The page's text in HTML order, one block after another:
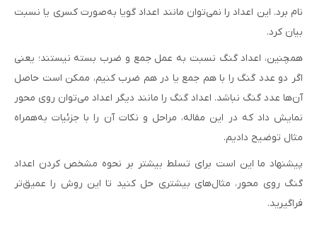
نام برد. این اعداد را نمی‌توان مانند اعداد گویا به‌صورت کسری یا نسبت
بیان کرد.
همچنین، اعداد گنگ نسبت به عمل جمع و ضرب بسته نیستند؛ یعنی
اگر دو عدد گنگ را با هم جمع یا در هم ضرب کنیم، ممکن است حاصل
آن‌ها عدد گنگ نباشد. اعداد گنگ را مانند دیگر اعداد می‌توان روی محور
نمایش داد که در این مقاله، مراحل و نکات آن را با جزئیات به‌همراه
مثال توضیح دادیم.
پیشنهاد ما این است برای تسلط بیشتر بر نحوه مشخص کردن اعداد
گنگ روی محور، مثال‌های بیشتری حل کنید تا این روش را عمیق‌تر
فراگیرید.